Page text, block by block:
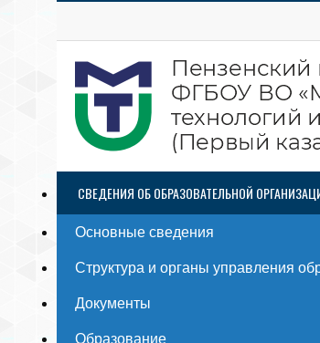
СВЕДЕНИЯ ОБ ОБРАЗОВАТЕЛЬНОЙ
Основные сведения
Структура и органы управления
Документы
Образование